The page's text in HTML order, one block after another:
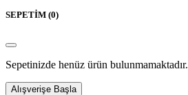
SEPETİM (0)
Sepetinizde henüz ürün bulunmamaktadır.
Alışverişe Başla